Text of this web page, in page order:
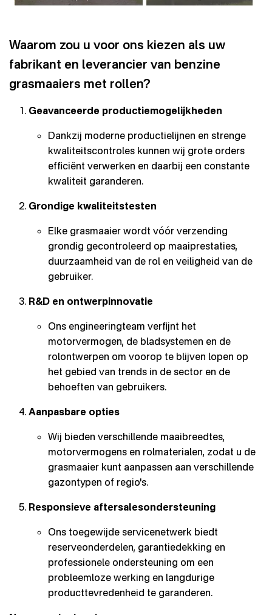
Waarom zou u voor ons kiezen als uw
fabrikant en leverancier van benzine
grasmaaiers met rollen?
Geavanceerde productiemogelijkheden
Dankzij moderne productielijnen en strenge
kwaliteitscontroles kunnen wij grote orders
efficiënt verwerken en daarbij een constante
kwaliteit garanderen.
Grondige kwaliteitstesten
Elke grasmaaier wordt vóór verzending
grondig gecontroleerd op maaiprestaties,
duurzaamheid van de rol en veiligheid van de
gebruiker.
R&D en ontwerpinnovatie
Ons engineeringteam verfijnt het
motorvermogen, de bladsystemen en de
rolontwerpen om voorop te blijven lopen op
het gebied van trends in de sector en de
behoeften van gebruikers.
Aanpasbare opties
Wij bieden verschillende maaibreedtes,
motorvermogens en rolmaterialen, zodat u de
grasmaaier kunt aanpassen aan verschillende
gazontypen of regio's.
Responsieve aftersalesondersteuning
Ons toegewijde servicenetwerk biedt
reserveonderdelen, garantiedekking en
professionele ondersteuning om een
probleemloze werking en langdurige
producttevredenheid te garanderen.